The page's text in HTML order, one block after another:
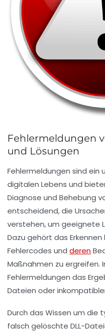
Fehlermeldungen
und Lösungen
Fehlermeldungen sind ein
digitalen Lebens und
Diagnose und Behebung
entscheidend, die
verstehen, um geeignete
Dazu gehört das
Fehlercodes und deren
Maßnahmen zu ergreifen.
Fehlermeldungen das
Dateien oder
Durch das Wissen um die
falsch gelöschte DLL-